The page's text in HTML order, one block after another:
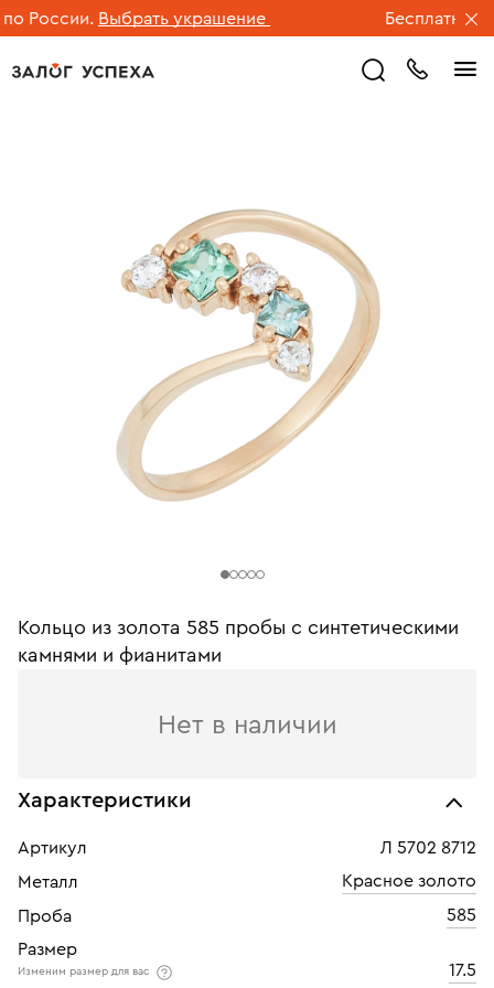
России. Выбрать украшение Бесплатная
Кольцо из золота 585 пробы c синтетическими
камнями и фианитами
Нет в наличии
Характеристики
Артикул
Л 5702 8712
Металл
Красное золото
Проба
585
Размер
Изменим размер для вас
17.5